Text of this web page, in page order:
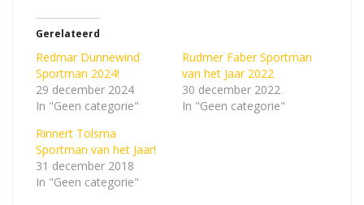
Gerelateerd
Redmar Dunnewind
Sportman 2024!
29 december 2024
In "Geen categorie"
Rudmer Faber Sportman
van het Jaar 2022
30 december 2022
In "Geen categorie"
Rinnert Tolsma
Sportman van het Jaar!
31 december 2018
In "Geen categorie"